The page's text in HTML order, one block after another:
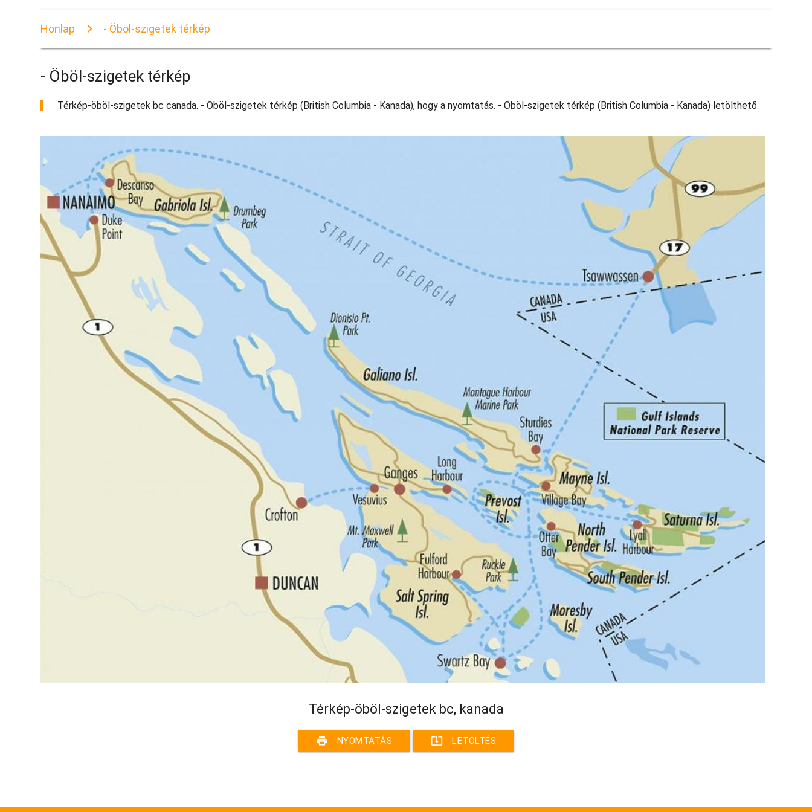
Honlap - Öböl-szigetek térkép
- Öböl-szigetek térkép
Térkép-öböl-szigetek bc canada. - Öböl-szigetek térkép (British Columbia - Kanada), hogy a nyomtatás. - Öböl-szigetek térkép (British Columbia - Kanada) letölthető.
Térkép-öböl-szigetek bc, kanada
print NYOMTATÁS system_update_alt LETÖLTÉS